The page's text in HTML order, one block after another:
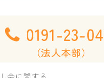
0191-23-
（法人本部）